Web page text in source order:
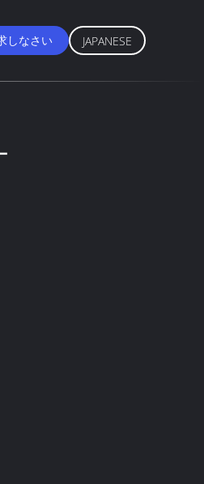
しなさい JAPANESE